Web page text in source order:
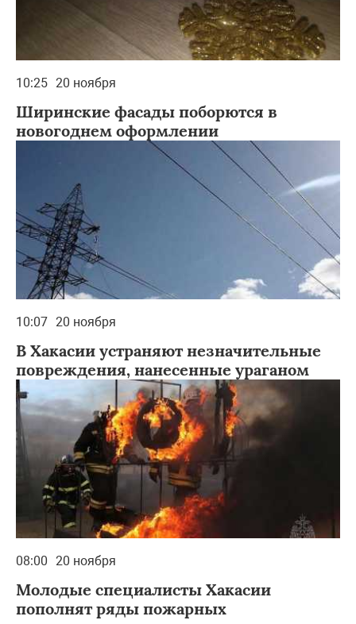
10:25 20 ноября
Ширинские фасады поборются в
новогоднем оформлении
10:07 20 ноября
В Хакасии устраняют незначительные
повреждения, нанесенные ураганом
08:00 20 ноября
Молодые специалисты Хакасии
пополнят ряды пожарных